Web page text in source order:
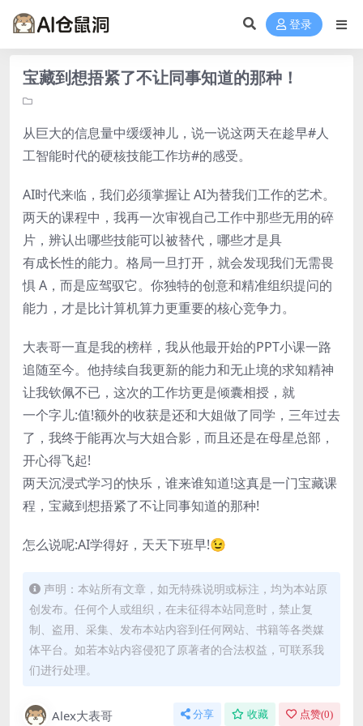
登录
宝藏到想捂紧了不让同事知道的那种！
从巨大的信息量中缓缓神儿，说一说这两天在趁早#人
工智能时代的硬核技能工作坊#的感受。
AI时代来临，我们必须掌握让 AI为替我们工作的艺术。
两天的课程中，我再一次审视自己工作中那些无用的碎
片，辨认出哪些技能可以被替代，哪些才是具
有成长性的能力。格局一旦打开，就会发现我们无需畏
惧 A，而是应驾驭它。你独特的创意和精准组织提问的
能力，才是比计算机算力更重要的核心竞争力。
大表哥一直是我的榜样，我从他最开始的PPT小课一路
追随至今。他持续自我更新的能力和无止境的求知精神
让我钦佩不已，这次的工作坊更是倾囊相授，就
一个字儿:值!额外的收获是还和大姐做了同学，三年过去
了，我终于能再次与大姐合影，而且还是在母星总部，
开心得飞起!
两天沉浸式学习的快乐，谁来谁知道!这真是一门宝藏课
程，宝藏到想捂紧了不让同事知道的那种!
怎么说呢:AI学得好，天天下班早!😉
声明：本站所有文章，如无特殊说明或标注，均为本站原
创发布。任何个人或组织，在未征得本站同意时，禁止复
制、盗用、采集、发布本站内容到任何网站、书籍等各类媒
体平台。如若本站内容侵犯了原著者的合法权益，可联系我
们进行处理。
Alex大表哥 分享 收藏 点赞(0)